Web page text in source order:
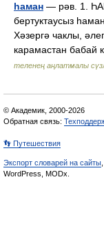
һаман — рәв. 1.
бертуктаусыз
Хәзергә чаклы,
карамастан бабай
теленең аңлатмалы
© Академик, 2000-2026
Обратная связь:
👣 Путешествия
Экспорт словарей на сайты
WordPress, MODx.